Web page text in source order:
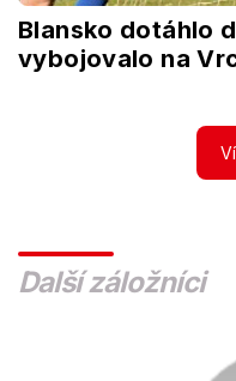
Blansko dotáhlo
vybojovalo na
Další záložníci